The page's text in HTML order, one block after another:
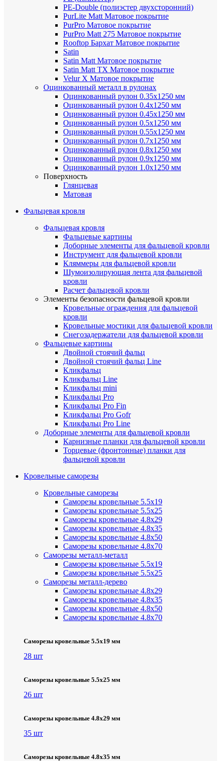
PE-Double (полиэстер двухсторонний)
PurLite Мatt Матовое покрытие
PurPro Матовое покрытие
PurPro Matt 275 Матовое покрытие
Rooftop Бархат Матовое покрытие
Satin
Satin Мatt Матовое покрытие
Satin Matt TX Матовое покрытие
Velur X Матовое покрытие
Оцинкованный металл в рулонах
Оцинкованный рулон 0.35х1250 мм
Оцинкованный рулон 0.4х1250 мм
Оцинкованный рулон 0.45х1250 мм
Оцинкованный рулон 0.5х1250 мм
Оцинкованный рулон 0.55х1250 мм
Оцинкованный рулон 0.7х1250 мм
Оцинкованный рулон 0.8х1250 мм
Оцинкованный рулон 0.9х1250 мм
Оцинкованный рулон 1.0х1250 мм
Поверхность
Глянцевая
Матовая
Фальцевая кровля
Фальцевая кровля
Фальцевые картины
Доборные элементы для фальцевой кровли
Инструмент для фальцевой кровли
Кляммеры для фальцевой кровли
Шумоизолирующая лента для фальцевой
кровли
Расчет фальцевой кровли
Элементы безопасности фальцевой кровли
Кровельные ограждения для фальцевой
кровли
Кровельные мостики для фальцевой кровли
Снегозадержатели для фальцевой кровли
Фальцевые картины
Двойной стоячий фальц
Двойной стоячий фальц Line
Кликфальц
Кликфальц Line
Кликфальц mini
Кликфальц Pro
Кликфальц Pro Fin
Кликфальц Pro Gofr
Кликфальц Pro Line
Доборные элементы для фальцевой кровли
Карнизные планки для фальцевой кровли
Торцевые (фронтонные) планки для
фальцевой кровли
Кровельные саморезы
Кровельные саморезы
Саморезы кровельные 5.5х19
Саморезы кровельные 5.5х25
Саморезы кровельные 4.8х29
Саморезы кровельные 4.8х35
Саморезы кровельные 4.8х50
Саморезы кровельные 4.8х70
Саморезы металл-металл
Саморезы кровельные 5.5х19
Саморезы кровельные 5.5х25
Саморезы металл-дерево
Саморезы кровельные 4.8х29
Саморезы кровельные 4.8х35
Саморезы кровельные 4.8х50
Саморезы кровельные 4.8х70
Саморезы кровельные 5.5х19 мм
28 шт
Саморезы кровельные 5.5х25 мм
26 шт
Саморезы кровельные 4.8х29 мм
35 шт
Саморезы кровельные 4.8х35 мм